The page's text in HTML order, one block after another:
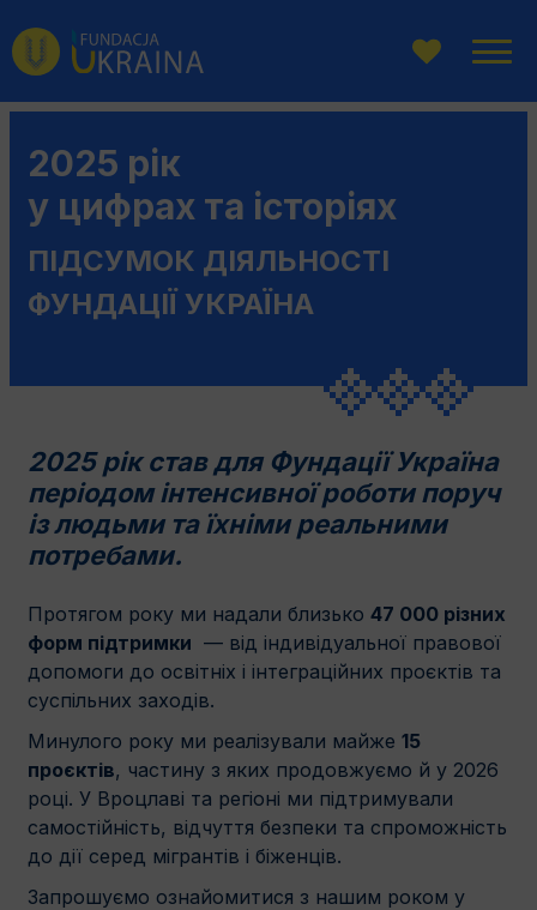
Перейти
до
Перейдіть
до
Перейти
до
2025 рік
у цифрах та історіях
ПІДСУМОК ДІЯЛЬНОСТІ
ФУНДАЦІЇ УКРАЇНА
2025 рік став для Фундації Україна
періодом інтенсивної роботи поруч
із людьми та їхніми реальними
потребами.
Протягом року ми надали близько 47 000 різних
форм підтримки — від індивідуальної правової
допомоги до освітніх і інтеграційних проєктів та
суспільних заходів.
Минулого року ми реалізували майже 15
проєктів, частину з яких продовжуємо й у 2026
році. У Вроцлаві та регіоні ми підтримували
самостійність, відчуття безпеки та спроможність
до дії серед мігрантів і біженців.
Запрошуємо ознайомитися з нашим роком у